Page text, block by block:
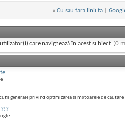
« Cu sau fara liniuta
care navighează în acest subiect. (0
generale privind optimizarea si motoarele de cautare